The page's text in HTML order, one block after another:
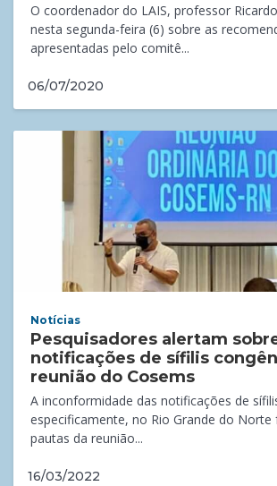
O coordenador do LAIS, professor
nesta segunda-feira (6) sobre as
apresentadas pelo comitê...
06/07/2020
Notícias
Pesquisadores alertam
notificações de sífilis
reunião do Cosems
A inconformidade das notificações de
especificamente, no Rio Grande do Norte
pautas da reunião...
16/03/2022